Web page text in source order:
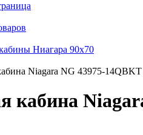
Ниагара 90x70
Niagara NG 43975-
кабина